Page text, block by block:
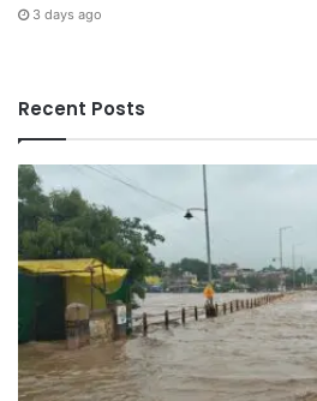
3 days ago
Recent Posts